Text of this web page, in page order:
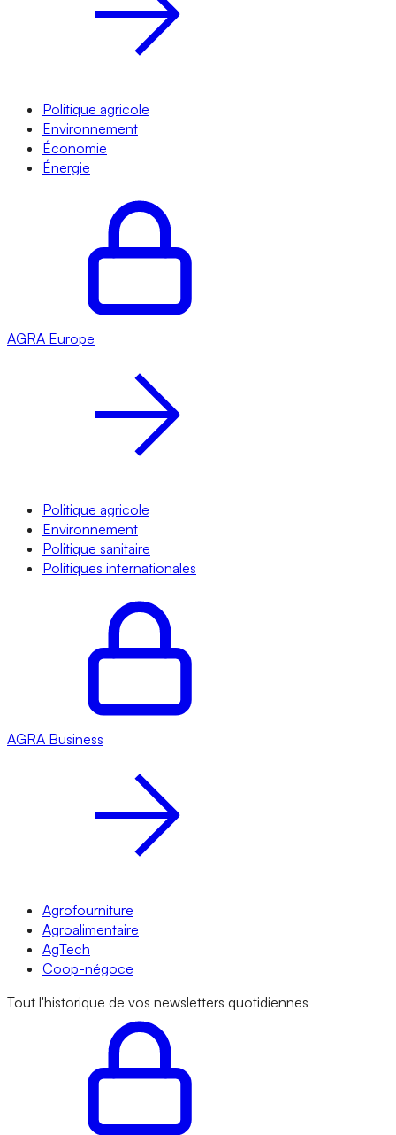
Politique agricole
Environnement
Économie
Énergie
AGRA Europe
Politique agricole
Environnement
Politique sanitaire
Politiques internationales
AGRA Business
Agrofourniture
Agroalimentaire
AgTech
Coop-négoce
Tout l'historique de vos newsletters quotidiennes